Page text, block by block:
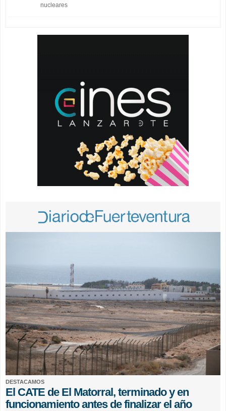
nucleares
DESTACAMOS
El CATE de El Matorral, terminado y en
funcionamiento antes de finalizar el año